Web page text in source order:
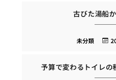
古びた湯船
未分類
予算で変わるトイレの